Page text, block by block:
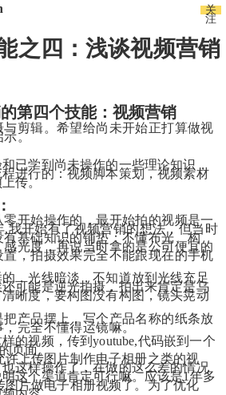
关
注
之四：浅谈视频营销
第四个技能：视频营销
剪辑。希望给尚未开始正打算做视
示。
已学到尚未操作的一些理论知识，
进行的：视频脚本策划，视频素材
传。
开始操作的，最开始拍的视频是一
,我开始有了视频营销的想法，但当时
基础知识的铺垫；不懂布光、构
光度，再说当时拿的是公司便宜的
，拍摄效果完全不能跟现在的手机
，光线暗淡，不知道放到光线充足
可能是逆光拍摄，拍出来肯定是乌
晰度，要构图没有构图，镜头晃动
产品摆上，写个产品名称的纸条放
完全不懂得运镜嘛。
的视频，传到youtube,代码嵌到一个
页面。
许上传图片制作电子相册之类的视
这样操作了，在做的这么差的情况
这个渠道肯定可行嘛。应该是1年多
图片做电子相册视频了。为了优化